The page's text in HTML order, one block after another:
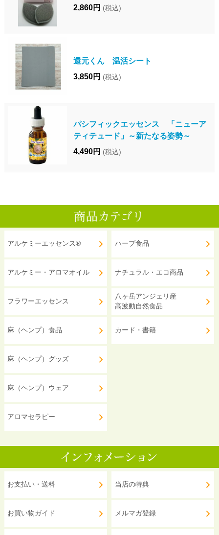
2,860円 (税込)
還元くん 温活シート
3,850円 (税込)
パシフィックエッセンス 「ニューア
ティテュード」～新たなる姿勢～
4,490円 (税込)
アルケミーエッセンス®
アルケミー・アロマオイル
フラワーエッセンス
麻（ヘンプ）食品
麻（ヘンプ）グッズ
麻（ヘンプ）ウェア
アロマセラピー
ハーブ食品
ナチュラル・エコ商品
八ヶ岳アンジェリ産
高波動自然食品
カード・書籍
お支払い・送料
お買い物ガイド
当店の特典
メルマガ登録